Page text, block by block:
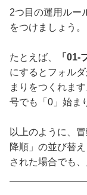
2つ目の運用ルー
をつけましょう。
たとえば、 「01-
にするとフォル
まりをつくれま
号でも「0」始ま
以上のように、
降順」の並び替
された場合でも